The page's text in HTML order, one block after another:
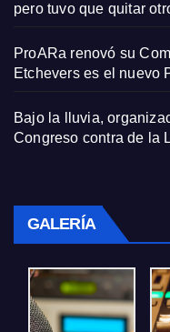
pero tuvo que quitar
ProARa renovó su
Etchevers es el nuevo
Bajo la lluvia,
Congreso contra de la
GALERÍA